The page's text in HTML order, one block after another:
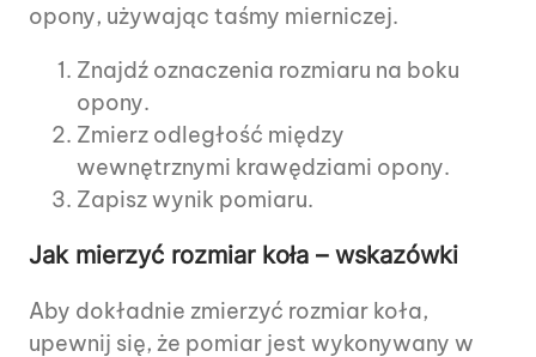
opony, używając taśmy mierniczej.
Znajdź oznaczenia rozmiaru na boku
opony.
Zmierz odległość między
wewnętrznymi krawędziami opony.
Zapisz wynik pomiaru.
Jak mierzyć rozmiar koła – wskazówki
Aby dokładnie zmierzyć rozmiar koła,
upewnij się, że pomiar jest wykonywany w